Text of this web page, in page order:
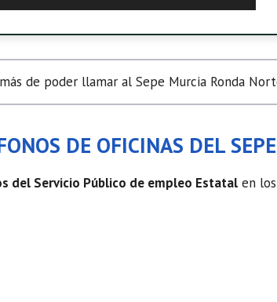
de poder llamar al Sepe Murcia Ronda
DE OFICINAS DEL
del Servicio Público de empleo Estatal en